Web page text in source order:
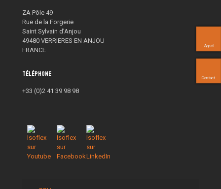
ZA Pôle 49
Rue de la Forgerie
Saint Sylvain d’Anjou
49480 VERRIERES EN ANJOU
FRANCE
Téléphone
+33 (0)2 41 39 98 98
Appel
Contact